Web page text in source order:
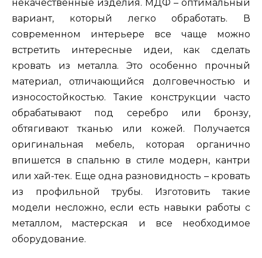
некачественные изделия. МДФ – оптимальный
вариант, который легко обработать. В
современном интерьере все чаще можно
встретить интересные идеи, как сделать
кровать из металла. Это особенно прочный
материал, отличающийся долговечностью и
износостойкостью. Такие конструкции часто
обрабатывают под серебро или бронзу,
обтягивают тканью или кожей. Получается
оригинальная мебель, которая органично
впишется в спальню в стиле модерн, кантри
или хай-тек. Еще одна разновидность – кровать
из профильной трубы. Изготовить такие
модели несложно, если есть навыки работы с
металлом, мастерская и все необходимое
оборудование.